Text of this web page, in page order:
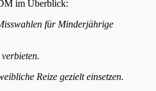
im Überblick:
für Minderjährige
Reize gezielt einsetzen.